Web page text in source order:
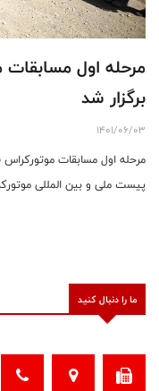
مرحله اول مسابقات
برگزار شد
1401/06/03
مرحله اول مسابقات موتورکراس
پیست ملی و بین المللی
ما را دنبال کنید